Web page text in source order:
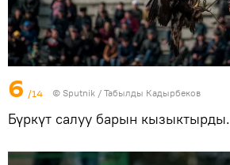
6 /14 © Sputnik / Табылды Кадырбеков
Бүркүт салуу барын кызыктырды.